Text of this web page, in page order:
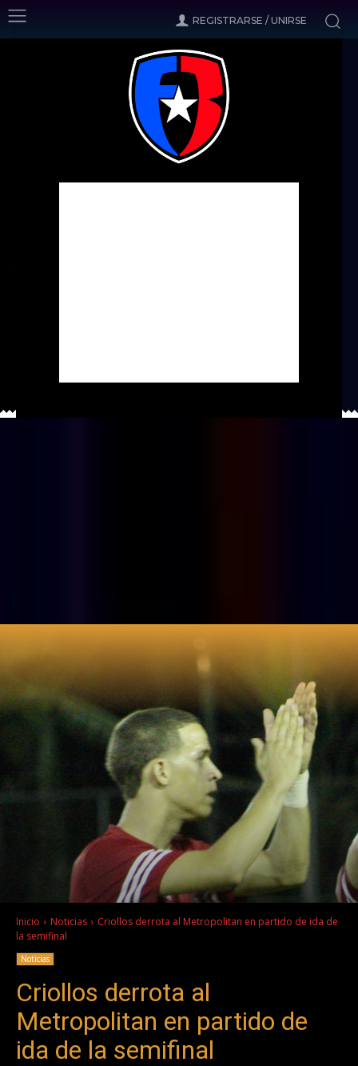
REGISTRARSE / UNIRSE
Inicio Noticias
Criollos derrota al Metropolitan en partido de ida de
la semifinal
Noticias
Criollos derrota al
Metropolitan en partido de
ida de la semifinal